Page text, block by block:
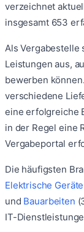
verzeichnet
insgesamt 653
Als Vergabestelle
Leistungen aus,
bewerben
verschiedene
eine erfolgreiche
in der Regel eine
Vergabeportal
Die häufigsten
Elektrische Geräte
und Bauarbeiten (
IT-